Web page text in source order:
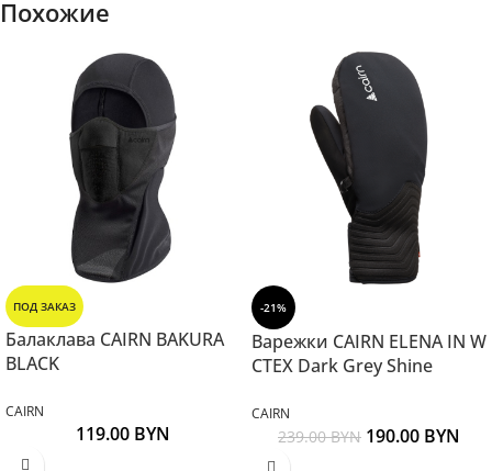
Похожие
ПОД ЗАКАЗ
Балаклава CAIRN BAKURA
BLACK
CAIRN
119.00 BYN
-21%
Варежки CAIRN ELENA IN W
CTEX Dark Grey Shine
CAIRN
239.00BYN 190.00 BYN